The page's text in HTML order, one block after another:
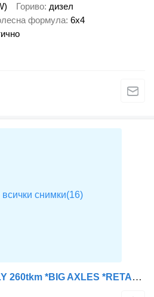
Гориво дизел
формула 6x4
Volvo FH540 *6x4 *ONLY 260tkm *BIG AXLES *RETARDER